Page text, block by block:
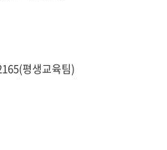
평생교육팀)